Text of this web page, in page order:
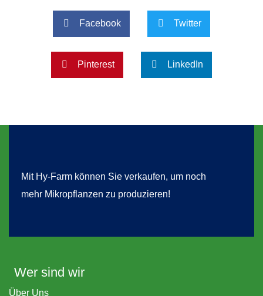
Facebook Twitter
Pinterest LinkedIn
Mit Hy-Farm können Sie verkaufen, um noch
mehr Mikropflanzen zu produzieren!
Wer sind wir
Über Uns